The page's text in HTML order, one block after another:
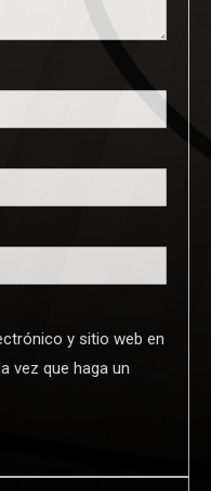
y sitio web en
vez que haga un